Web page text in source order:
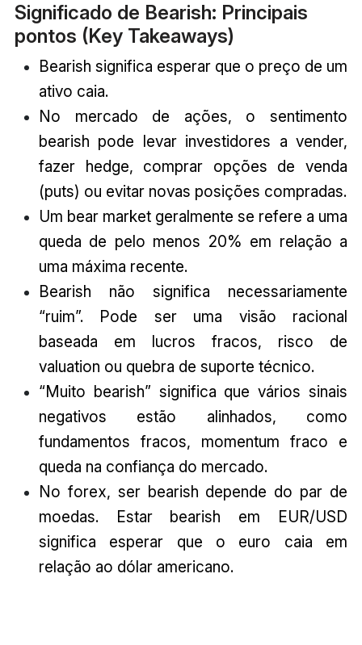
Significado de Bearish: Principais
pontos (Key Takeaways)
Bearish significa esperar que o preço de um
ativo caia.
No mercado de ações, o sentimento
bearish pode levar investidores a vender,
fazer hedge, comprar opções de venda
(puts) ou evitar novas posições compradas.
Um bear market geralmente se refere a uma
queda de pelo menos 20% em relação a
uma máxima recente.
Bearish não significa necessariamente
“ruim”. Pode ser uma visão racional
baseada em lucros fracos, risco de
valuation ou quebra de suporte técnico.
“Muito bearish” significa que vários sinais
negativos estão alinhados, como
fundamentos fracos, momentum fraco e
queda na confiança do mercado.
No forex, ser bearish depende do par de
moedas. Estar bearish em EUR/USD
significa esperar que o euro caia em
relação ao dólar americano.